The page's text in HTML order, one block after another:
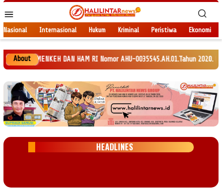
ke
kontenMobile
Nasional Internasional Hukum Kriminal Peristiwa Ekonomi
About
SK MENKEH DAN HAM RI Nomor AHU-0035545.AH.01.Tahun 2020.
HEADLINES